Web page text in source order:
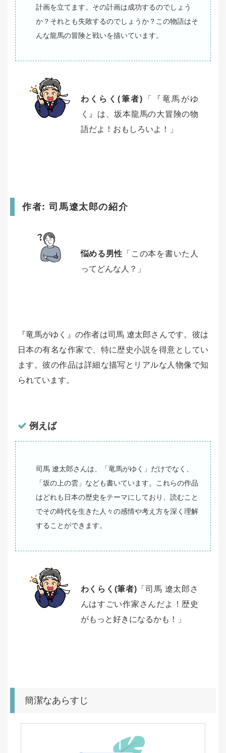
計画を立てます。その計画は成功するのでしょう
か？それとも失敗するのでしょうか？この物語はそ
んな龍馬の冒険と戦いを描いています。
わくらく(筆者) 「『竜馬がゆ
く』は、坂本龍馬の大冒険の物
語だよ！おもしろいよ！」
作者: 司馬遼太郎の紹介
悩める男性 「この本を書いた人
ってどんな人？」
『竜馬がゆく』の作者は司馬 遼太郎さんです。彼は
日本の有名な作家で、特に歴史小説を得意としてい
ます。彼の作品は詳細な描写とリアルな人物像で知
られています。
例えば
司馬 遼太郎さんは、「竜馬がゆく」だけでなく、
「坂の上の雲」なども書いています。これらの作品
はどれも日本の歴史をテーマにしており、読むこと
でその時代を生きた人々の感情や考え方を深く理解
することができます。
わくらく(筆者)「司馬 遼太郎さ
んはすごい作家さんだよ！歴史
がもっと好きになるかも！」
簡潔なあらすじ